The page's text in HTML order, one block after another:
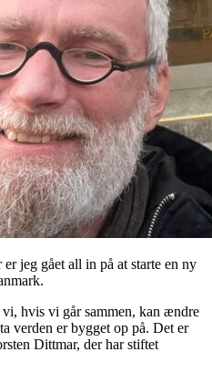
jeg gået all in på at starte en ny
hvis vi går sammen, kan ændre
verden er bygget op på. Det er
Dittmar, der har stiftet